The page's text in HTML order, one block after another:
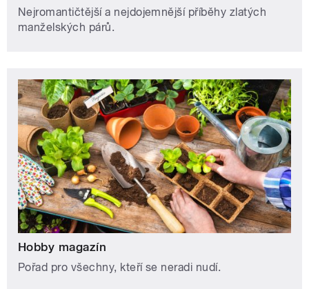
Nejromantičtější a nejdojemnější příběhy zlatých
manželských párů.
Hobby magazín
Pořad pro všechny, kteří se neradi nudí.